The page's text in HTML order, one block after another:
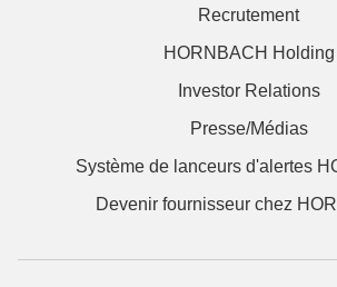
Recrutement
HORNBACH Holding
Investor Relations
Presse/Médias
Système de lanceurs d'alertes
Devenir fournisseur chez